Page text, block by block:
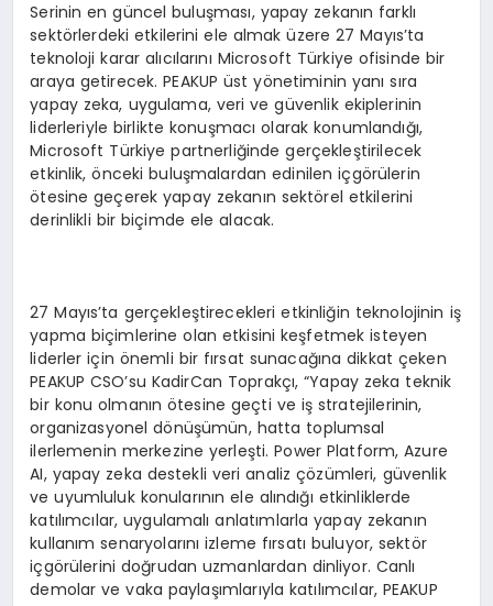
Serinin en güncel buluşması, yapay zekanın farklı
sektörlerdeki etkilerini ele almak üzere 27 Mayıs’ta
teknoloji karar alıcılarını Microsoft Türkiye ofisinde bir
araya getirecek. PEAKUP üst yönetiminin yanı sıra
yapay zeka, uygulama, veri ve güvenlik ekiplerinin
liderleriyle birlikte konuşmacı olarak konumlandığı,
Microsoft Türkiye partnerliğinde gerçekleştirilecek
etkinlik, önceki buluşmalardan edinilen içgörülerin
ötesine geçerek yapay zekanın sektörel etkilerini
derinlikli bir biçimde ele alacak.
27 Mayıs’ta gerçekleştirecekleri etkinliğin teknolojinin iş
yapma biçimlerine olan etkisini keşfetmek isteyen
liderler için önemli bir fırsat sunacağına dikkat çeken
PEAKUP CSO’su KadirCan Toprakçı, “Yapay zeka teknik
bir konu olmanın ötesine geçti ve iş stratejilerinin,
organizasyonel dönüşümün, hatta toplumsal
ilerlemenin merkezine yerleşti. Power Platform, Azure
AI, yapay zeka destekli veri analiz çözümleri, güvenlik
ve uyumluluk konularının ele alındığı etkinliklerde
katılımcılar, uygulamalı anlatımlarla yapay zekanın
kullanım senaryolarını izleme fırsatı buluyor, sektör
içgörülerini doğrudan uzmanlardan dinliyor. Canlı
demolar ve vaka paylaşımlarıyla katılımcılar, PEAKUP